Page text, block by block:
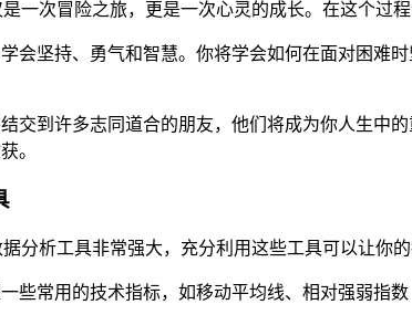
是一次冒险之旅，更是一次心灵的成长。在这个过
会坚持、勇气和智慧。你将学会如何在面对困难
交到许多志同道合的朋友，他们将成为你人生中
。
据分析工具非常强大，充分利用这些工具可以让你的
些常用的技术指标，如移动平均线、相对强弱指